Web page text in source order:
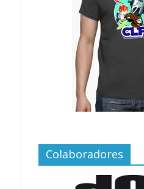
Colaboradores